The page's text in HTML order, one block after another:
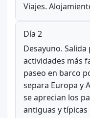
Viajes.
Día 2
Desayuno.
actividades más
paseo en barco
separa Europa y
se aprecian los
antiguas y